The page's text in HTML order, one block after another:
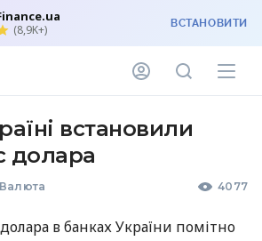
(8,9K+) ВСТАНОВИТИ
встановили
долара
Валюта 4077
в банках України помітно